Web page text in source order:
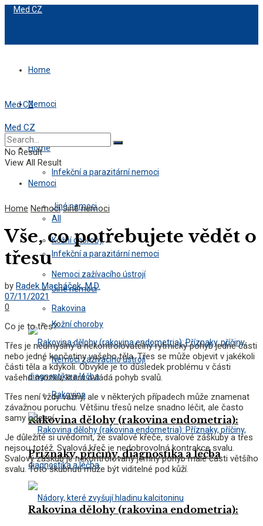
Med CZ
Home
Nemoci
Infekční a parazitární nemoci
Jiné nemoci
Kožní choroby
Nemoci zažívacího ústrojí
Rakovina
Rakovina dělohy (rakovina endometria):
Příznaky, příčiny, diagnostika a léčba
Med CZ
Home
Nemoci
All
Infekční a parazitární nemoci
Jiné nemoci
Kožní choroby
Nemoci zažívacího ústrojí
Rakovina
Rakovina dělohy (rakovina endometria):
Med CZ
No Result
View All Result
Home Nemoci Jiné nemoci
Vše, co potřebujete vědět o
třesu
by Radek Macháček, M.D.
07/11/2021
0
Co je to třes?
Třes je neúmyslný a nekontrolovatelný rytmický pohyb jedné části
nebo jedné končetiny vašeho těla. Třes se může objevit v jakékoli
části těla a kdykoli. Obvykle je to důsledek problému v části
vašeho mozku, která ovládá pohyb svalů.
Třes není vždy vážný, ale v některých případech může znamenat
závažnou poruchu. Většinu třesů nelze snadno léčit, ale často
samy odezní.
Je důležité si uvědomit, že svalové křeče, svalové záškuby a třes
nejsou totéž. Svalová křeč je nedobrovolná kontrakce svalu.
Svalový záškub je nekontrolovaný jemný pohyb malé části většího
svalu. Toto škubnutí může být viditelné pod kůží.